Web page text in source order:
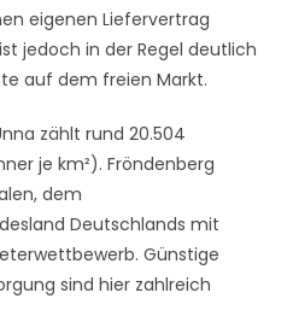
eigenen Liefervertrag
jedoch in der Regel deutlich
auf dem freien Markt.
zählt rund 20.504
je km²). Fröndenberg
dem
Deutschlands mit
Günstige
sind hier zahlreich